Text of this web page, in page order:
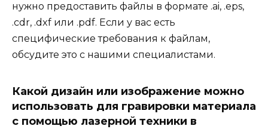
нужно предоставить файлы в формате .ai, .eps,
.cdr, .dxf или .pdf. Если у вас есть
специфические требования к файлам,
обсудите это с нашими специалистами.
Какой дизайн или изображение можно
использовать для гравировки материала
с помощью лазерной техники в